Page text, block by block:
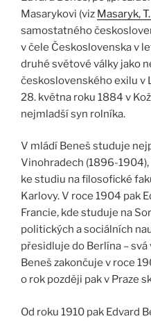
Masarykovi (viz Masaryk,
samostatného
v čele Československa v
druhé světové války jako
československého exilu v
28. května roku 1884 v
nejmladší syn rolníka.
V mládí Beneš studuje
Vinohradech (1896-
ke studiu na filosofické
Karlovy. V roce 1904 pak
Francie, kde studuje na
politických a sociálních
přesidluje do Berlína –
Beneš zakončuje v roce
o rok později pak v Praze
Od roku 1910 pak Edvard